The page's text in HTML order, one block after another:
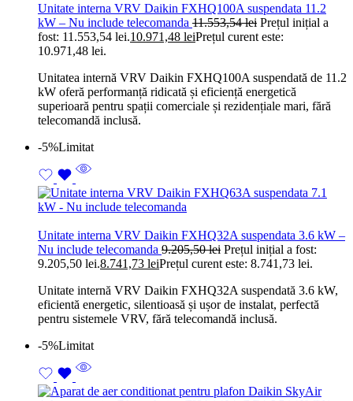
Unitate interna VRV Daikin FXHQ100A suspendata 11.2
kW – Nu include telecomanda 11.553,54lei Prețul inițial a
fost: 11.553,54 lei.10.971,48 leiPrețul curent este:
10.971,48 lei.
Unitatea internă VRV Daikin FXHQ100A suspendată de 11.2
kW oferă performanță ridicată și eficiență energetică
superioară pentru spații comerciale și rezidențiale mari, fără
telecomandă inclusă.
-5%Limitat
Unitate interna VRV Daikin FXHQ32A suspendata 3.6 kW –
Nu include telecomanda 9.205,50lei Prețul inițial a fost:
9.205,50 lei.8.741,73 leiPrețul curent este: 8.741,73 lei.
Unitate internă VRV Daikin FXHQ32A suspendată 3.6 kW,
eficientă energetic, silentioasă și ușor de instalat, perfectă
pentru sistemele VRV, fără telecomandă inclusă.
-5%Limitat